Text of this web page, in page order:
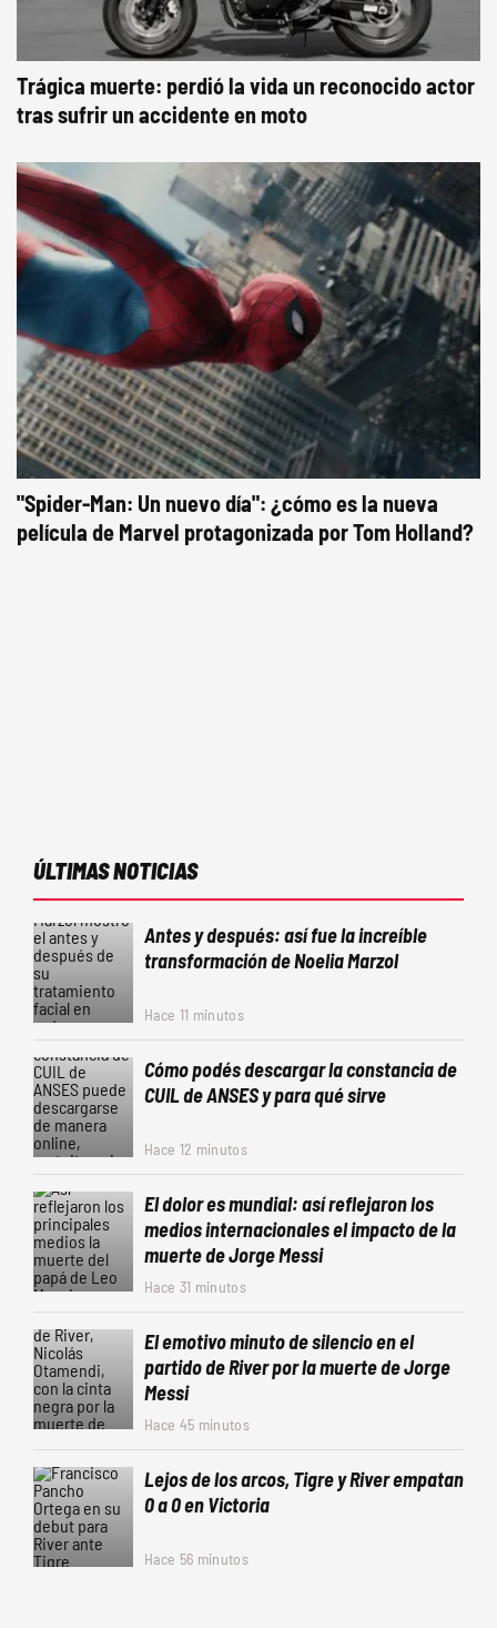
Trágica muerte: perdió la vida un reconocido actor
tras sufrir un accidente en moto
"Spider-Man: Un nuevo día": ¿cómo es la nueva
película de Marvel protagonizada por Tom Holland?
ÚLTIMAS NOTICIAS
Antes y después: así fue la increíble
transformación de Noelia Marzol
Hace 11 minutos
Cómo podés descargar la constancia de
CUIL de ANSES y para qué sirve
Hace 12 minutos
El dolor es mundial: así reflejaron los
medios internacionales el impacto de la
muerte de Jorge Messi
Hace 31 minutos
El emotivo minuto de silencio en el
partido de River por la muerte de Jorge
Messi
Hace 45 minutos
Lejos de los arcos, Tigre y River empatan
0 a 0 en Victoria
Hace 56 minutos